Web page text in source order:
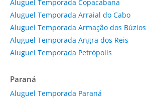
Aluguel Temporada Copacabana
Aluguel Temporada Arraial do Cabo
Aluguel Temporada Armação dos Búzios
Aluguel Temporada Angra dos Reis
Aluguel Temporada Petrópolis
Paraná
Aluguel Temporada Paraná